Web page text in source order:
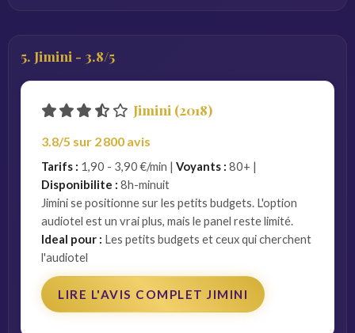
5. Jimini - 3.8/5
Jimini (2018)
3.8/5 sur 2 800 avis
Tarifs : 1,90 - 3,90 €/min | Voyants : 80+ |
Disponibilite : 8h-minuit
Jimini se positionne sur les petits budgets. L'option
audiotel est un vrai plus, mais le panel reste limité.
Ideal pour : Les petits budgets et ceux qui cherchent
l'audiotel
LIRE L'AVIS COMPLET JIMINI